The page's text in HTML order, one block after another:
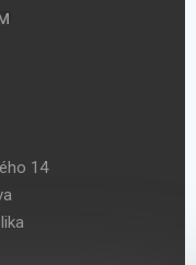
14